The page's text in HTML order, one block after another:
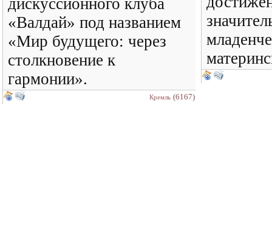
дискуссионного клуба
«Валдай» под названием
«Мир будущего: через
столкновение к
гармонии».
Кремль (6167)